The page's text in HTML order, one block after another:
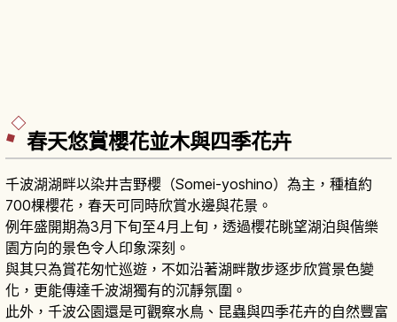
春天悠賞櫻花並木與四季花卉
千波湖湖畔以染井吉野櫻（Somei-yoshino）為主，種植約
700棵櫻花，春天可同時欣賞水邊與花景。
例年盛開期為3月下旬至4月上旬，透過櫻花眺望湖泊與偕樂
園方向的景色令人印象深刻。
與其只為賞花匆忙巡遊，不如沿著湖畔散步逐步欣賞景色變
化，更能傳達千波湖獨有的沉靜氛圍。
此外，千波公園還是可觀察水鳥、昆蟲與四季花卉的自然豐富